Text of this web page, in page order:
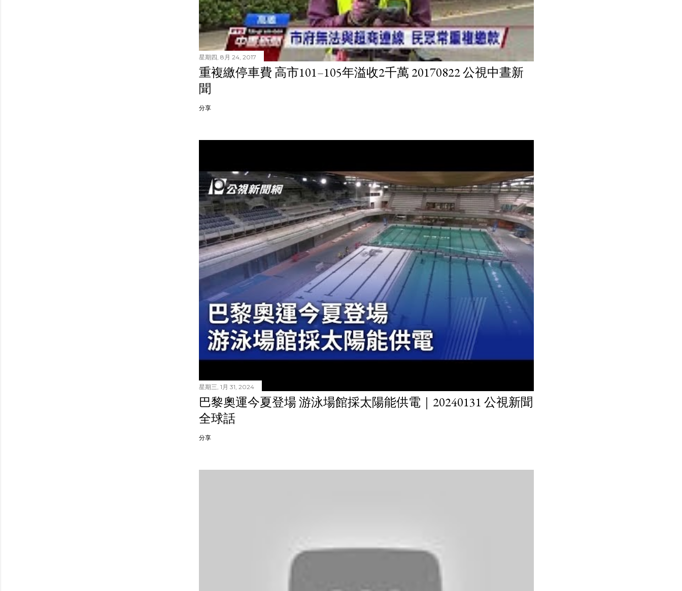
星期四, 8月 24, 2017
重複繳停車費 高市101–105年溢收2千萬 20170822 公視中晝新
聞
分享
星期三, 1月 31, 2024
巴黎奧運今夏登場 游泳場館採太陽能供電｜20240131 公視新聞
全球話
分享